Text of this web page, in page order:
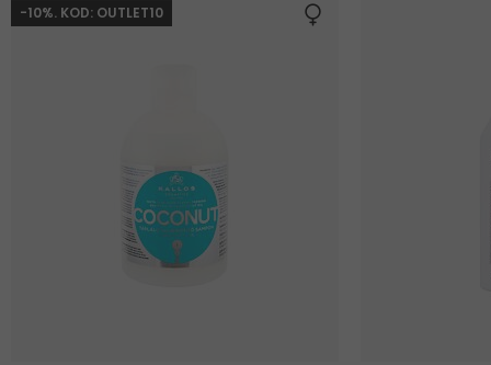
-10%. KOD: OUTLET10